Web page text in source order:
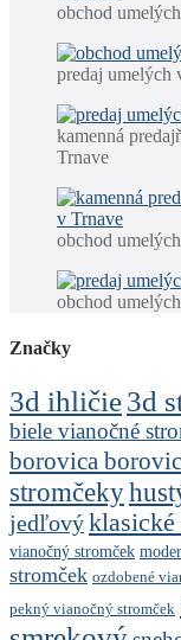
obchod
predaj umelých
kamenná
Trnave
obchod
obchod
Značky
3d ihličie3d
biele vianočné
borovica
stromčeky
jedľový
vianočný stromček
stromček ozdobené
pekný vianočný stromček